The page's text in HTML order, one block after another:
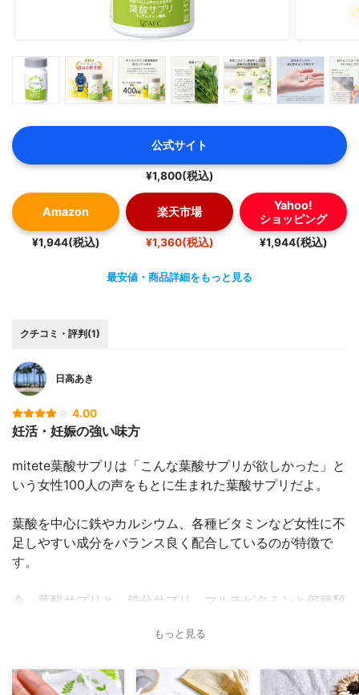
公式サイト
¥1,800(税込)
Amazon
¥1,944(税込)
楽天市場
¥1,360(税込)
Yahoo!
ショッピング
¥1,944(税込)
最安値・商品詳細をもっと見る
クチコミ・評判(1)
日高あき
4.00
妊活・妊娠の強い味方
mitete葉酸サプリは「こんな葉酸サプリが欲しかった」と
いう女性100人の声をもとに生まれた葉酸サプリだよ。
葉酸を中心に鉄やカルシウム、各種ビタミンなど女性に不
足しやすい成分をバランス良く配合しているのが特徴で
す。
今、葉酸サプリと、鉄分サプリ、マルチビタミンと何種類
もあまりないので飲みやすいよ。
もっと見る